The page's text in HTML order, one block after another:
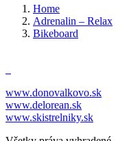
Home
Adrenalin – Relax
Bikeboard
www.donovalkovo.sk
www.delorean.sk
www.skistrelniky.sk